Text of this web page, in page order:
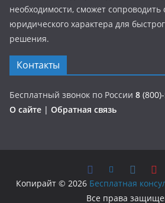
необходимости, сможет
юридического характера для
решения.
Контакты
Бесплатный звонок по России 8
О сайте | Обратная связь
Копирайт © 2026 Бесплатная
Все права